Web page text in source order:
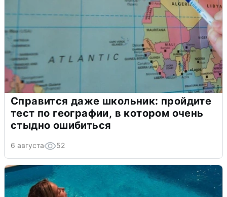
Справится даже школьник: пройдите
тест по географии, в котором очень
стыдно ошибиться
6 августа 52